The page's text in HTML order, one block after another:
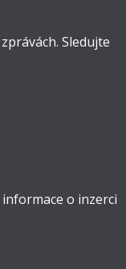
Sledujte
o inzerci